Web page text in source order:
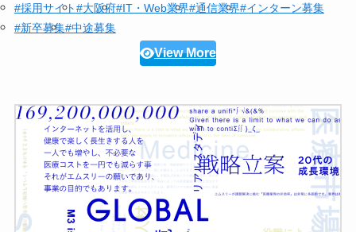
#採用サイト#大阪府#IT・Web業界#通信業界#インターン募集
#新卒募集#中途募集
View More